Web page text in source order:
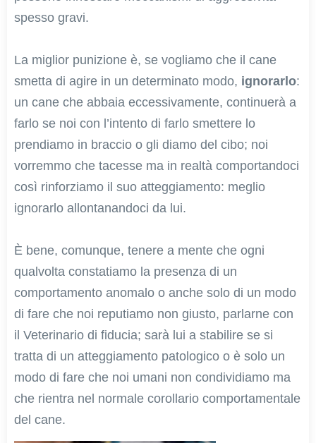
spesso gravi.
La miglior punizione è, se vogliamo che il cane
smetta di agire in un determinato modo, ignorarlo:
un cane che abbaia eccessivamente, continuerà a
farlo se noi con l’intento di farlo smettere lo
prendiamo in braccio o gli diamo del cibo; noi
vorremmo che tacesse ma in realtà comportandoci
così rinforziamo il suo atteggiamento: meglio
ignorarlo allontanandoci da lui.
È bene, comunque, tenere a mente che ogni
qualvolta constatiamo la presenza di un
comportamento anomalo o anche solo di un modo
di fare che noi reputiamo non giusto, parlarne con
il Veterinario di fiducia; sarà lui a stabilire se si
tratta di un atteggiamento patologico o è solo un
modo di fare che noi umani non condividiamo ma
che rientra nel normale corollario comportamentale
del cane.